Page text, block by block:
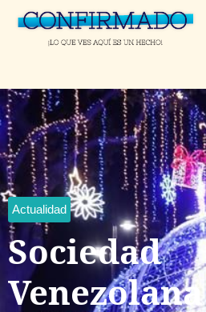
Actualidad
Sociedad